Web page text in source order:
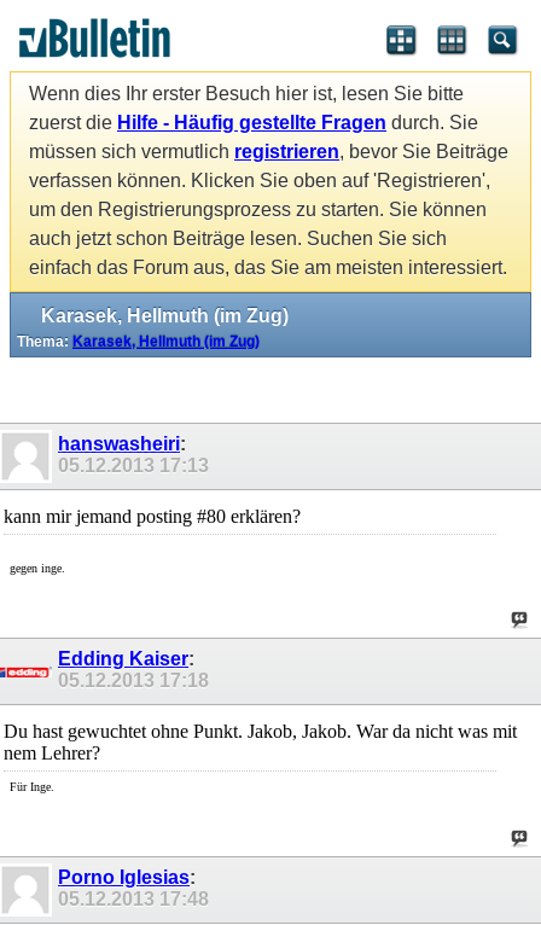
Wenn dies Ihr erster Besuch hier ist, lesen Sie bitte
zuerst die Hilfe - Häufig gestellte Fragen durch. Sie
müssen sich vermutlich registrieren, bevor Sie Beiträge
verfassen können. Klicken Sie oben auf 'Registrieren',
um den Registrierungsprozess zu starten. Sie können
auch jetzt schon Beiträge lesen. Suchen Sie sich
einfach das Forum aus, das Sie am meisten interessiert.
Karasek, Hellmuth (im Zug)
Thema: Karasek, Hellmuth (im Zug)
hanswasheiri:
05.12.2013 17:13
kann mir jemand posting #80 erklären?
gegen inge.
Edding Kaiser:
05.12.2013 17:18
Du hast gewuchtet ohne Punkt. Jakob, Jakob. War da nicht was mit
nem Lehrer?
Für Inge.
Porno Iglesias:
05.12.2013 17:48